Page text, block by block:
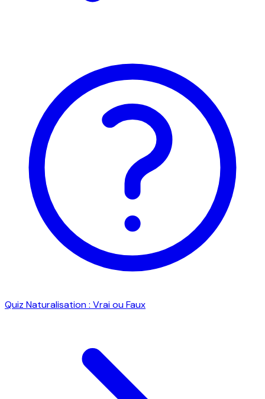
Quiz Naturalisation : Vrai ou Faux